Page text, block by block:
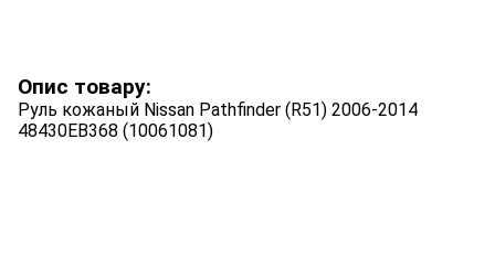
Опис товару:
Руль кожаный Nissan Pathfinder (R51) 2006-2014
48430EB368 (10061081)